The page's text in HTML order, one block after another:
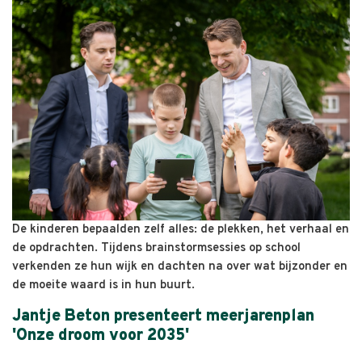
De kinderen bepaalden zelf alles: de plekken, het verhaal en
de opdrachten. Tijdens brainstormsessies op school
verkenden ze hun wijk en dachten na over wat bijzonder en
de moeite waard is in hun buurt.
Jantje Beton presenteert meerjarenplan
'Onze droom voor 2035'